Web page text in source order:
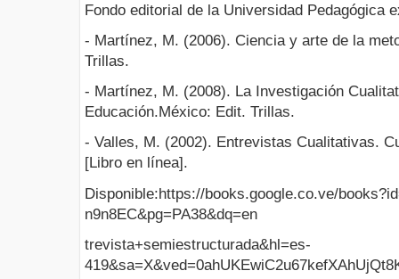
Fondo editorial de la Universidad Pedagógica
- Martínez, M. (2006). Ciencia y arte de la
Trillas.
- Martínez, M. (2008). La Investigación
Educación.México: Edit. Trillas.
- Valles, M. (2002). Entrevistas Cualitativas.
[Libro en línea].
Disponible:https://books.google.co.ve/
n9n8EC&pg=PA38&dq=en
trevista+semiestructurada&hl=es-